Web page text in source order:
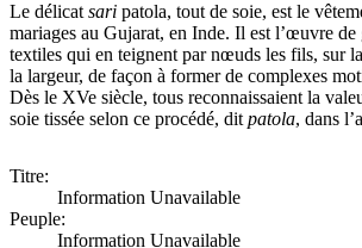
Le délicat sari patola, tout de soie, est le
mariages au Gujarat, en Inde. Il est l’œuvre de
textiles qui en teignent par nœuds les fils, sur
la largeur, de façon à former de complexes
Dès le XVe siècle, tous reconnaissaient la
soie tissée selon ce procédé, dit patola, dans
Titre:
Information Unavailable
Peuple:
Information Unavailable